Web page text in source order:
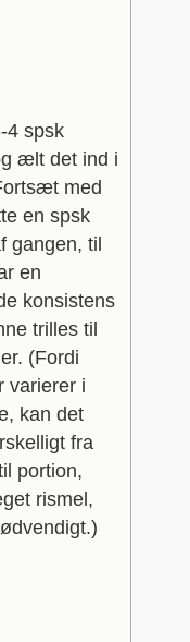
4 spsk
ælt det ind i
med
en spsk
gangen, til
en
konsistens
trilles til
(Fordi
varierer i
kan det
fra
portion,
rismel,